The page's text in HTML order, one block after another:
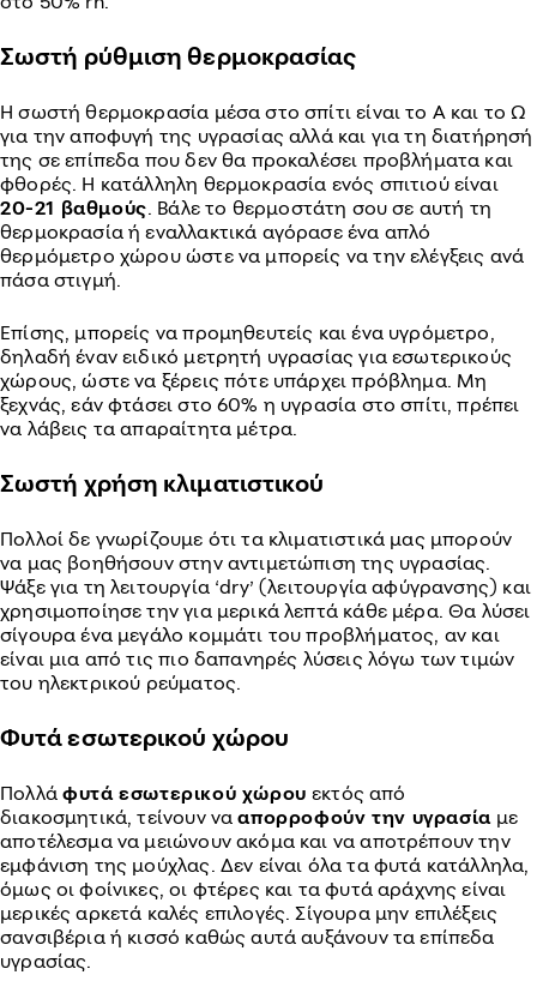
Σωστή ρύθμιση θερμοκρασίας
Η σωστή θερμοκρασία μέσα στο σπίτι είναι το Α και το Ω
για την αποφυγή της υγρασίας αλλά και για τη διατήρησή
της σε επίπεδα που δεν θα προκαλέσει προβλήματα και
φθορές. Η κατάλληλη θερμοκρασία ενός σπιτιού είναι
20-21 βαθμούς. Βάλε το θερμοστάτη σου σε αυτή τη
θερμοκρασία ή εναλλακτικά αγόρασε ένα απλό
θερμόμετρο χώρου ώστε να μπορείς να την ελέγξεις ανά
πάσα στιγμή.
Επίσης, μπορείς να προμηθευτείς και ένα υγρόμετρο,
δηλαδή έναν ειδικό μετρητή υγρασίας για εσωτερικούς
χώρους, ώστε να ξέρεις πότε υπάρχει πρόβλημα. Μη
ξεχνάς, εάν φτάσει στο 60% η υγρασία στο σπίτι, πρέπει
να λάβεις τα απαραίτητα μέτρα.
Σωστή χρήση κλιματιστικού
Πολλοί δε γνωρίζουμε ότι τα κλιματιστικά μας μπορούν
να μας βοηθήσουν στην αντιμετώπιση της υγρασίας.
Ψάξε για τη λειτουργία ‘dry’ (λειτουργία αφύγρανσης) και
χρησιμοποίησε την για μερικά λεπτά κάθε μέρα. Θα λύσει
σίγουρα ένα μεγάλο κομμάτι του προβλήματος, αν και
είναι μια από τις πιο δαπανηρές λύσεις λόγω των τιμών
του ηλεκτρικού ρεύματος.
Φυτά εσωτερικού χώρου
Πολλάφυτά εσωτερικού χώρου εκτός από
διακοσμητικά, τείνουν νααπορροφούν την υγρασίαμε
αποτέλεσμα να μειώνουν ακόμα και να αποτρέπουν την
εμφάνιση της μούχλας. Δεν είναι όλα τα φυτά κατάλληλα,
όμως οι φοίνικες, οι φτέρες και τα φυτά αράχνης είναι
μερικές αρκετά καλές επιλογές. Σίγουρα μην επιλέξεις
σανσιβέρια ή κισσό καθώς αυτά αυξάνουν τα επίπεδα
υγρασίας.